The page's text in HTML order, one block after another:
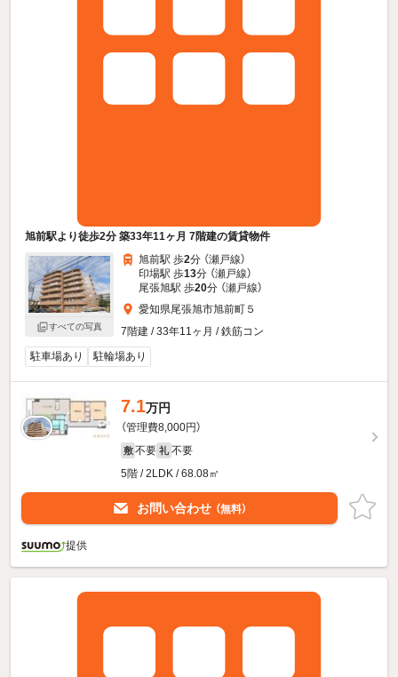
旭前駅より徒歩2分 築33年11ヶ月 7階建の賃貸物件
すべての写真
旭前駅 歩2分 （瀬戸線）
印場駅 歩13分 （瀬戸線）
尾張旭駅 歩20分 （瀬戸線）
愛知県尾張旭市旭前町５
7階建 / 33年11ヶ月 / 鉄筋コン
駐車場あり
駐輪場あり
7.1万円
（管理費8,000円）
敷 不要 礼 不要
5階 / 2LDK / 68.08㎡
お問い合わせ （無料）
提供